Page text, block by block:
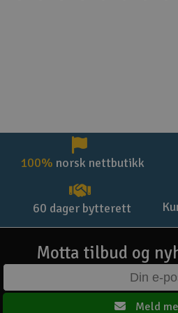
100% norsk nettbutikk
60 dager bytterett
Motta tilbud og
Meld